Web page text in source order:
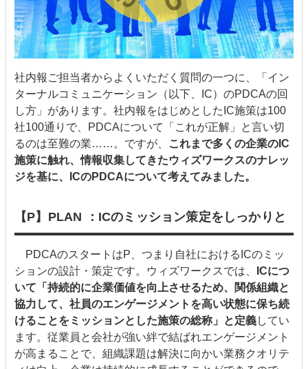
社内報ご担当者からよくいただく質問の一つに、「イン
ターナルコミュニケーション（以下、IC）のPDCAの回
し方」があります。社内報をはじめとしたIC施策は100
社100通りで、PDCAについて「これが正解」と言い切
るのは至難の業……。ですが、
これまで多くの企業のIC
施策に触れ、情報収集してきたウィズワークスのナレッ
ジを基に、ICのPDCAについて考えてみました。
【P】PLAN ：ICのミッション策定をしっかりと
PDCAのスタートはP、つまり⾃社におけるICのミッ
ションの設計・策定です。ウィズワークスでは、
ICにつ
いて「持続的に企業価値を向上させるため、関係組織と
協力して、社員のエンゲージメントを高い状態に保ち続
けることをミッションとした施策の総称」と定義してい
ます。従業員と会社が強い絆で結ばれエンゲージメント
が⾼まることで、組織課題は解決に向かい業務クオリテ